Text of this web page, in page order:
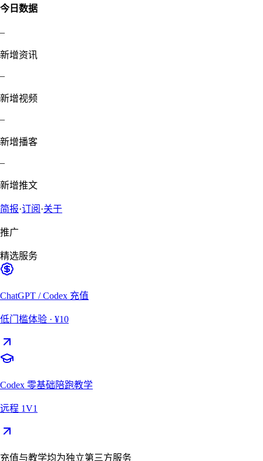
今日数据
–
新增资讯
–
新增视频
–
新增播客
–
新增推文
简报·订阅 ·关于
推广
精选服务
ChatGPT / Codex 充值
低门槛体验 · ¥10
Codex 零基础陪跑教学
远程 1V1
充值与教学均为独立第三方服务